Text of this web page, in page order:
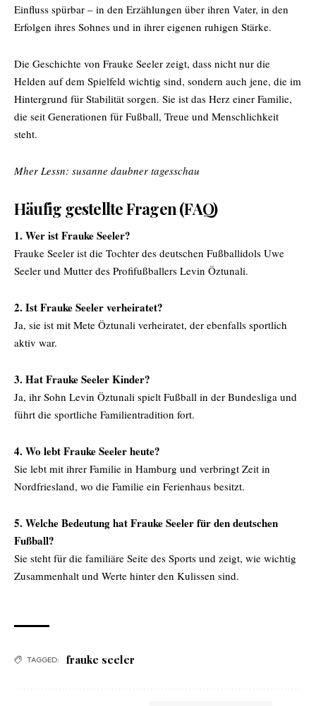
Einfluss spürbar – in den Erzählungen über ihren Vater, in den
Erfolgen ihres Sohnes und in ihrer eigenen ruhigen Stärke.
Die Geschichte von Frauke Seeler zeigt, dass nicht nur die
Helden auf dem Spielfeld wichtig sind, sondern auch jene, die im
Hintergrund für Stabilität sorgen. Sie ist das Herz einer Familie,
die seit Generationen für Fußball, Treue und Menschlichkeit
steht.
Mher Lessn: susanne daubner tagesschau
Häufig gestellte Fragen (FAQ)
1. Wer ist Frauke Seeler?
Frauke Seeler ist die Tochter des deutschen Fußballidols Uwe
Seeler und Mutter des Profifußballers Levin Öztunali.
2. Ist Frauke Seeler verheiratet?
Ja, sie ist mit Mete Öztunali verheiratet, der ebenfalls sportlich
aktiv war.
3. Hat Frauke Seeler Kinder?
Ja, ihr Sohn Levin Öztunali spielt Fußball in der Bundesliga und
führt die sportliche Familientradition fort.
4. Wo lebt Frauke Seeler heute?
Sie lebt mit ihrer Familie in Hamburg und verbringt Zeit in
Nordfriesland, wo die Familie ein Ferienhaus besitzt.
5. Welche Bedeutung hat Frauke Seeler für den deutschen
Fußball?
Sie steht für die familiäre Seite des Sports und zeigt, wie wichtig
Zusammenhalt und Werte hinter den Kulissen sind.
TAGGED: frauke seeler